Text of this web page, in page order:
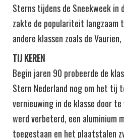
Sterns tijdens de Sneekweek in
zakte de populariteit langzaam
andere klassen zoals de
TIJ KEREN
Begin jaren 90 probeerde de
Stern Nederland nog om het tij
vernieuwing in de klasse door
werd verbeterd, een aluminium
toegestaan en het plaatstalen